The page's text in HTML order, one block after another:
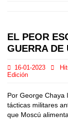
EL PEOR
GUERRA DE
16-01-2023
Edición
Por George
tácticas militares
que Moscú